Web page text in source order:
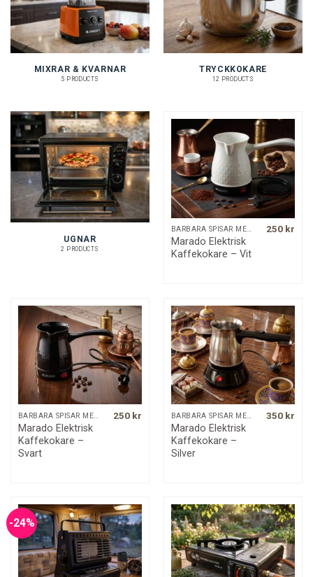
MIXRAR & KVARNAR
5 PRODUCTS
TRYCKKOKARE
12 PRODUCTS
UGNAR
2 PRODUCTS
BÄRBARA SPISAR MED MERA
Marado Elektrisk
Kaffekokare – Vit
250 kr
Marado Elektrisk
Kaffekokare –
Svart
250 kr
Marado Elektrisk
Kaffekokare –
Silver
350 kr
-24%